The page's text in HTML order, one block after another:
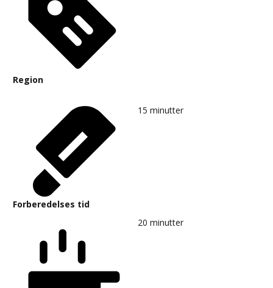
Region
Forberedelses tid
15 minutter
20 minutter